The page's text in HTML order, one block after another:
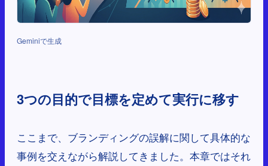
Geminiで生成
3つの目的で目標を定めて実行に移す
ここまで、ブランディングの誤解に関して具体的な
事例を交えながら解説してきました。本章ではそれ